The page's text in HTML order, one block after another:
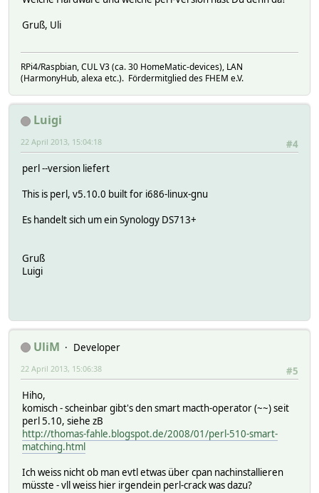
Gruß, Uli
RPi4/Raspbian, CUL V3 (ca. 30 HomeMatic-devices), LAN
(HarmonyHub, alexa etc.). Fördermitglied des FHEM e.V.
Luigi
#4
22 April 2013, 15:04:18
perl --version liefert
This is perl, v5.10.0 built for i686-linux-gnu
Es handelt sich um ein Synology DS713+
Gruß
Luigi
UliM
Developer
#5
22 April 2013, 15:06:38
Hiho,
komisch - scheinbar gibt's den smart macth-operator (~~) seit
perl 5.10, siehe zB
http://thomas-fahle.blogspot.de/2008/01/perl-510-smart-
matching.html
Ich weiss nicht ob man evtl etwas über cpan nachinstallieren
müsste - vll weiss hier irgendein perl-crack was dazu?